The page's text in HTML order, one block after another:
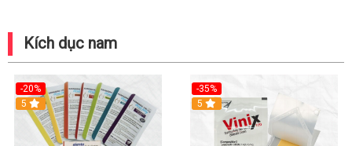
Kích dục nam
-20%
5
-35%
5